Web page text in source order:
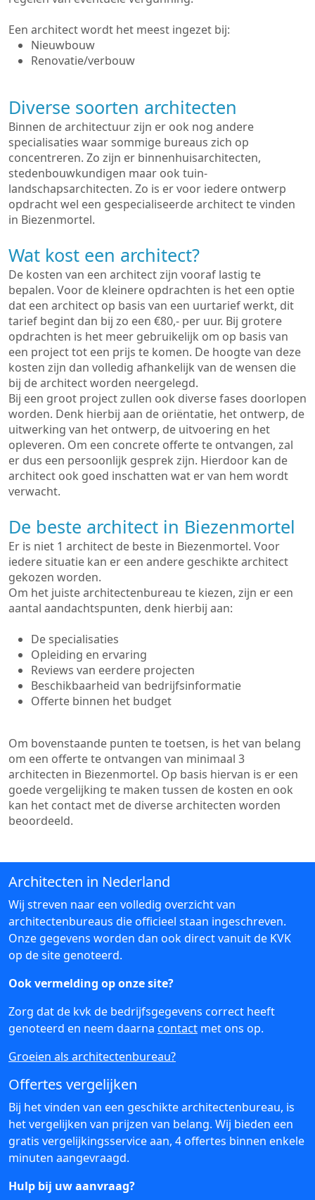
Een architect wordt het meest ingezet bij:
Nieuwbouw
Renovatie/verbouw
Diverse soorten architecten
Binnen de architectuur zijn er ook nog andere
specialisaties waar sommige bureaus zich op
concentreren. Zo zijn er binnenhuisarchitecten,
stedenbouwkundigen maar ook tuin-
landschapsarchitecten. Zo is er voor iedere ontwerp
opdracht wel een gespecialiseerde architect te vinden
in Biezenmortel.
Wat kost een architect?
De kosten van een architect zijn vooraf lastig te
bepalen. Voor de kleinere opdrachten is het een optie
dat een architect op basis van een uurtarief werkt, dit
tarief begint dan bij zo een €80,- per uur. Bij grotere
opdrachten is het meer gebruikelijk om op basis van
een project tot een prijs te komen. De hoogte van deze
kosten zijn dan volledig afhankelijk van de wensen die
bij de architect worden neergelegd.
Bij een groot project zullen ook diverse fases doorlopen
worden. Denk hierbij aan de oriëntatie, het ontwerp, de
uitwerking van het ontwerp, de uitvoering en het
opleveren. Om een concrete offerte te ontvangen, zal
er dus een persoonlijk gesprek zijn. Hierdoor kan de
architect ook goed inschatten wat er van hem wordt
verwacht.
De beste architect in Biezenmortel
Er is niet 1 architect de beste in Biezenmortel. Voor
iedere situatie kan er een andere geschikte architect
gekozen worden.
Om het juiste architectenbureau te kiezen, zijn er een
aantal aandachtspunten, denk hierbij aan:
De specialisaties
Opleiding en ervaring
Reviews van eerdere projecten
Beschikbaarheid van bedrijfsinformatie
Offerte binnen het budget
Om bovenstaande punten te toetsen, is het van belang
om een offerte te ontvangen van minimaal 3
architecten in Biezenmortel. Op basis hiervan is er een
goede vergelijking te maken tussen de kosten en ook
kan het contact met de diverse architecten worden
beoordeeld.
Architecten in Nederland
Wij streven naar een volledig overzicht van
architectenbureaus die officieel staan ingeschreven.
Onze gegevens worden dan ook direct vanuit de KVK
op de site genoteerd.
Ook vermelding op onze site?
Zorg dat de kvk de bedrijfsgegevens correct heeft
genoteerd en neem daarna contact met ons op.
Groeien als architectenbureau?
Offertes vergelijken
Bij het vinden van een geschikte architectenbureau, is
het vergelijken van prijzen van belang. Wij bieden een
gratis vergelijkingsservice aan, 4 offertes binnen enkele
minuten aangevraagd.
Hulp bij uw aanvraag?